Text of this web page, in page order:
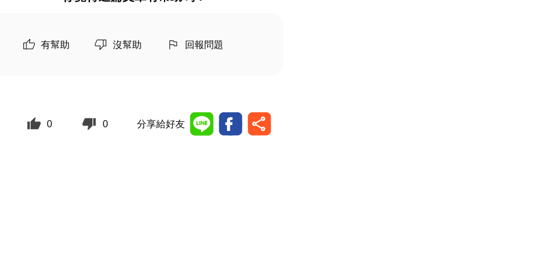
有幫助 沒幫助 回報問題
0 0 分享給好友